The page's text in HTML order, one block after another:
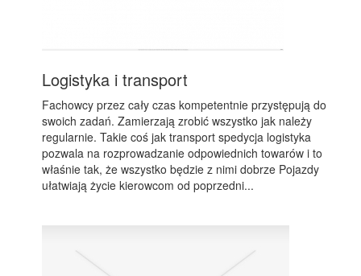
Logistyka i transport
Fachowcy przez cały czas kompetentnie przystępują do
swoich zadań. Zamierzają zrobić wszystko jak należy
regularnie. Takie coś jak transport spedycja logistyka
pozwala na rozprowadzanie odpowiednich towarów i to
właśnie tak, że wszystko będzie z nimi dobrze Pojazdy
ułatwiają życie kierowcom od poprzedni...